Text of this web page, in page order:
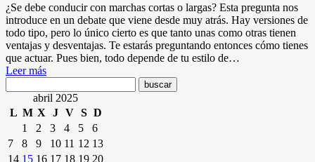
¿Se debe conducir con marchas cortas o largas? Esta pregunta nos
introduce en un debate que viene desde muy atrás. Hay versiones de
todo tipo, pero lo único cierto es que tanto unas como otras tienen
ventajas y desventajas. Te estarás preguntando entonces cómo tienes
que actuar. Pues bien, todo depende de tu estilo de…
Leer más
abril 2025
L M X J V S D
1
2 3 4 5
6
7
8 9 10 11 12 13
14 15 16 17 18 19 20